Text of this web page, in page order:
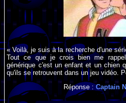
« Voilà, je suis à la recherche d'une
Tout ce que je crois bien me
générique c'est un enfant et un chien
qu'ils se retrouvent dans un jeu vidéo.
Réponse : Captain